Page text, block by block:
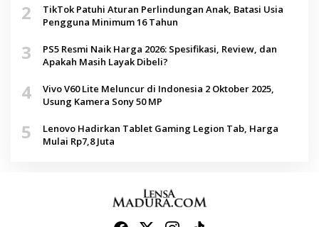
2
TikTok Patuhi Aturan Perlindungan Anak, Batasi Usia
Pengguna Minimum 16 Tahun
3
PS5 Resmi Naik Harga 2026: Spesifikasi, Review, dan
Apakah Masih Layak Dibeli?
4
Vivo V60 Lite Meluncur di Indonesia 2 Oktober 2025,
Usung Kamera Sony 50 MP
5
Lenovo Hadirkan Tablet Gaming Legion Tab, Harga
Mulai Rp7,8 Juta